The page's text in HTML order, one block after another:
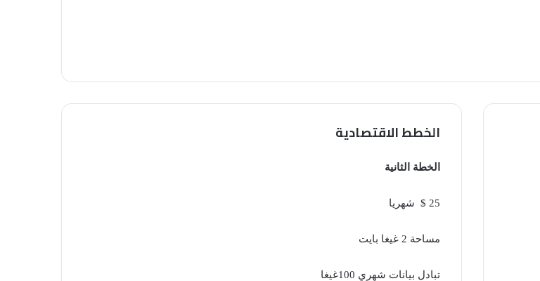
الخطط الاقتصادية
الخطة الثانية
25 $ شهريا
مساحة 2 غيغا بايت
تبادل بيانات شهري 100غيغا